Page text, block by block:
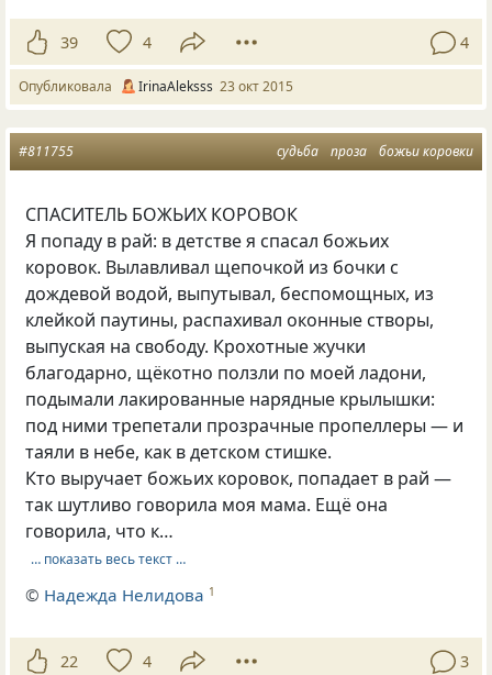
39 4 4
Опубликовала IrinaAleksss 23 окт 2015
судьба проза божьи коровки
#811755
СПАСИТЕЛЬ БОЖЬИХ КОРОВОК
Я попаду в рай: в детстве я спасал божьих
коровок. Вылавливал щепочкой из бочки с
дождевой водой, выпутывал, беспомощных, из
клейкой паутины, распахивал оконные створы,
выпуская на свободу. Крохотные жучки
благодарно, щёкотно ползли по моей ладони,
подымали лакированные нарядные крылышки:
под ними трепетали прозрачные пропеллеры — и
таяли в небе, как в детском стишке.
Кто выручает божьих коровок, попадает в рай —
так шутливо говорила моя мама. Ещё она
говорила, что к…
… показать весь текст …
© Надежда Нелидова 1
22 4 3